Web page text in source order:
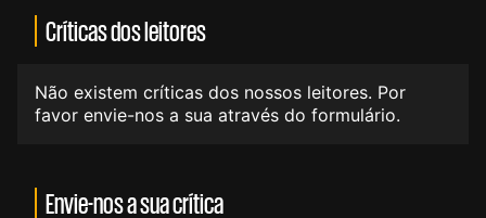
Críticas dos leitores
Não existem críticas dos nossos leitores. Por
favor envie-nos a sua através do formulário.
Envie-nos a sua crítica